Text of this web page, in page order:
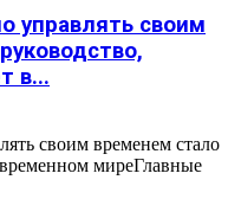
управлять своим
в...
своим временем стало
миреГлавные